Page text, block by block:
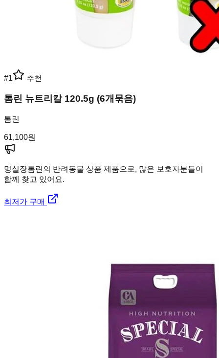
#1 추천
톰린 뉴트리칼 120.5g (6개묶음)
톰린
61,100원
멍실장톰린의 반려동물 상품 제품으로, 많은 보호자분들이
함께 찾고 있어요.
최저가 구매